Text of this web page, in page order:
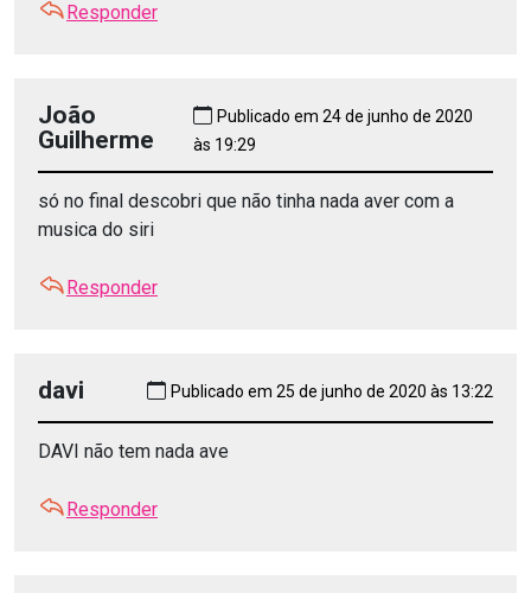
Responder
João
Guilherme
Publicado em 24 de junho de 2020
às 19:29
só no final descobri que não tinha nada aver com a
musica do siri
Responder
davi Publicado em 25 de junho de 2020 às 13:22
DAVI não tem nada ave
Responder